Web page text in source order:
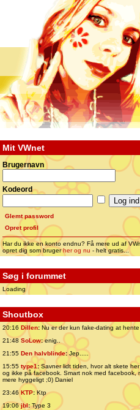
Mit VWnet
Brugernavn
Kodeord
Glemt password
Opret profil
Har du ikke en konto endnu? Få mere ud af
opret dig som brugerher og nu - helt gratis...
Søg i forummet
Loading
Shoutbox
20:16 Dillen: Nu er der kun fake-dating at hente
21:48 SoLow:enig..
21:55 Den halvblinde:Jep.....
15:55 type1:Savner lidt tiden, hvor alt skete her
og ikke på facebook. Smart nok med facebook,
mere hyggeligt ;0) Daniel
23:46 KTP:Ktp
19:06jbl:Type 3